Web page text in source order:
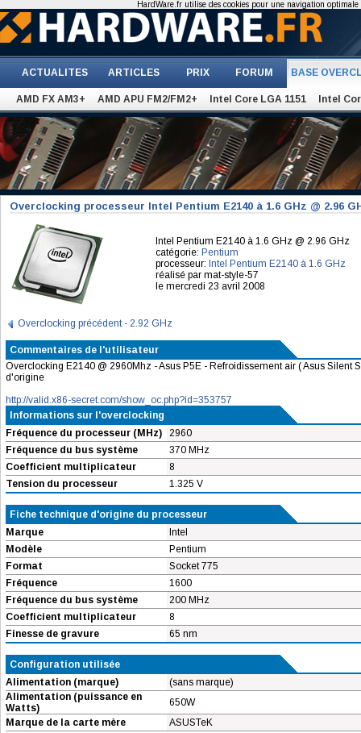
ACTUALITES ARTICLES PRIX FORUM BASE
AMD FX AM3+ AMD APU FM2/FM2+ Intel Core LGA 1151 Intel
Overclocking processeur Intel Pentium E2140 à 1.6 GHz @ 2.96
Intel Pentium E2140 à 1.6 GHz @ 2.96 GHz
catégorie: Pentium
processeur: Intel Pentium E2140 à 1.6 GHz
réalisé par mat-style-57
le mercredi 23 avril 2008
Overclocking précédent - 2.92 GHz
Commentaires de l'utilisateur
Overclocking E2140 @ 2960Mhz - Asus P5E - Refroidissement air ( Asus Silent
d'origine
http://valid.x86-secret.com/show_oc.php?id=353757
Informations sur l'overclocking
Fréquence du processeur (MHz)
2960
Fréquence du bus système
370 MHz
Coefficient multiplicateur
8
Tension du processeur
1.325 V
Fiche technique d'origine du processeur
Marque
Intel
Modèle
Pentium
Format
Socket 775
Fréquence
1600
Fréquence du bus système
200 MHz
Coefficient multiplicateur
8
Finesse de gravure
65 nm
Configuration utilisée
Alimentation (marque)
(sans marque)
Alimentation (puissance en
Watts)
650W
Marque de la carte mère
ASUSTeK
HardWare.fr utilise des cookies pour une navigation